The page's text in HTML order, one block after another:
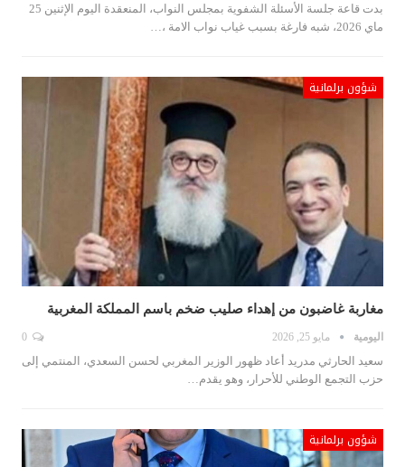
بدت قاعة جلسة الأسئلة الشفوية بمجلس النواب، المنعقدة اليوم الإثنين 25
ماي 2026، شبه فارغة بسبب غياب نواب الامة ،…
شؤون برلمانية
مغاربة غاضبون من إهداء صليب ضخم باسم المملكة المغربية
اليومية مايو 25, 2026
سعيد الحارثي مدريد أعاد ظهور الوزير المغربي لحسن السعدي، المنتمي إلى
حزب التجمع الوطني للأحرار، وهو يقدم…
شؤون برلمانية